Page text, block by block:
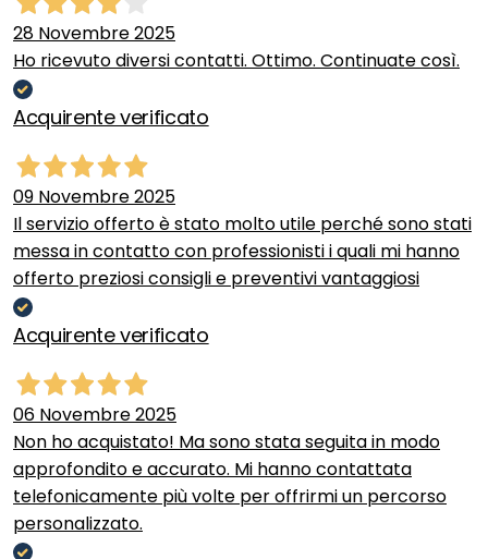
28 Novembre 2025
Ho ricevuto diversi contatti. Ottimo. Continuate così.
Acquirente verificato
09 Novembre 2025
Il servizio offerto è stato molto utile perché sono stati
messa in contatto con professionisti i quali mi hanno
offerto preziosi consigli e preventivi vantaggiosi
Acquirente verificato
06 Novembre 2025
Non ho acquistato! Ma sono stata seguita in modo
approfondito e accurato. Mi hanno contattata
telefonicamente più volte per offrirmi un percorso
personalizzato.